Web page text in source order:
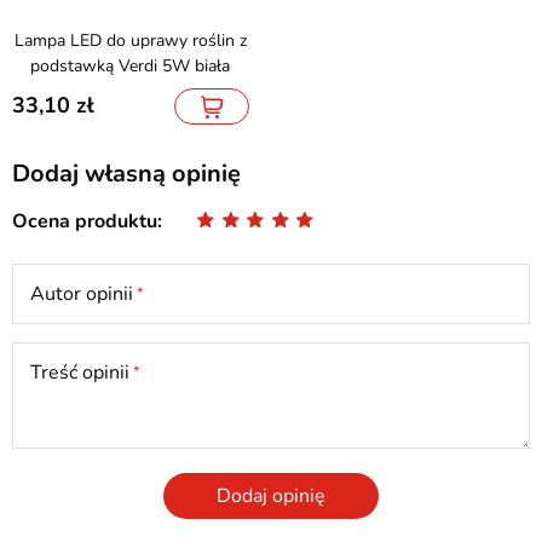
Lampa LED do uprawy roślin z
podstawką Verdi 5W biała
33,10
Dodaj własną opinię
Ocena produktu
Autor opinii
Treść opinii
Dodaj opinię